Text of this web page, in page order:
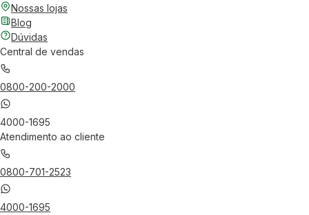
Nossas lojas
Blog
Dúvidas
Central de vendas
0800-200-2000
4000-1695
Atendimento ao cliente
0800-701-2523
4000-1695